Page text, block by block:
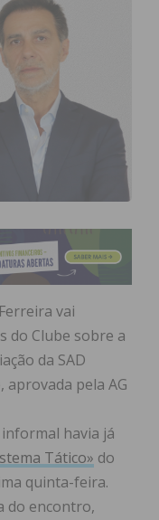
vai
do Clube sobre a
da SAD
aprovada pela AG
havia já
Tático» do
quinta-feira.
do encontro,